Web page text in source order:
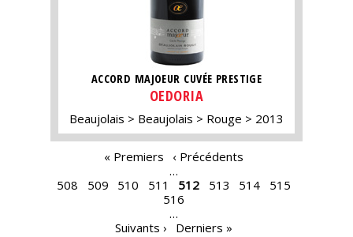
ACCORD MAJOEUR CUVÉE PRESTIGE
OEDORIA
Beaujolais Beaujolais Rouge 2013
« Premiers
‹ Précédents
…
508
509 510 511 512 513 514
515
516
…
Suivants ›
Derniers »